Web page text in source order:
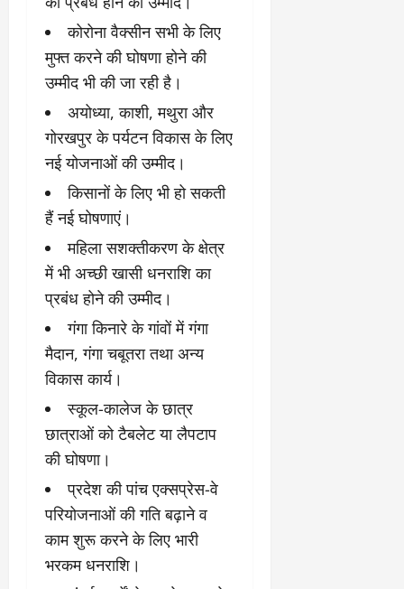
कोरोना वैक्सीन सभी के लिए
मुफ्त करने की घोषणा होने की
उम्मीद भी की जा रही है।
अयोध्या, काशी, मथुरा और
गोरखपुर के पर्यटन विकास के लिए
नई योजनाओं की उम्मीद।
किसानों के लिए भी हो सकती
हैं नई घोषणाएं।
महिला सशक्तीकरण के क्षेत्र
में भी अच्छी खासी धनराशि का
प्रबंध होने की उम्मीद।
गंगा किनारे के गांवों में गंगा
मैदान, गंगा चबूतरा तथा अन्य
विकास कार्य।
स्कूल-कालेज के छात्र
छात्राओं को टैबलेट या लैपटाप
की घोषणा।
प्रदेश की पांच एक्सप्रेस-वे
परियोजनाओं की गति बढ़ाने व
काम शुरू करने के लिए भारी
भरकम धनराशि।